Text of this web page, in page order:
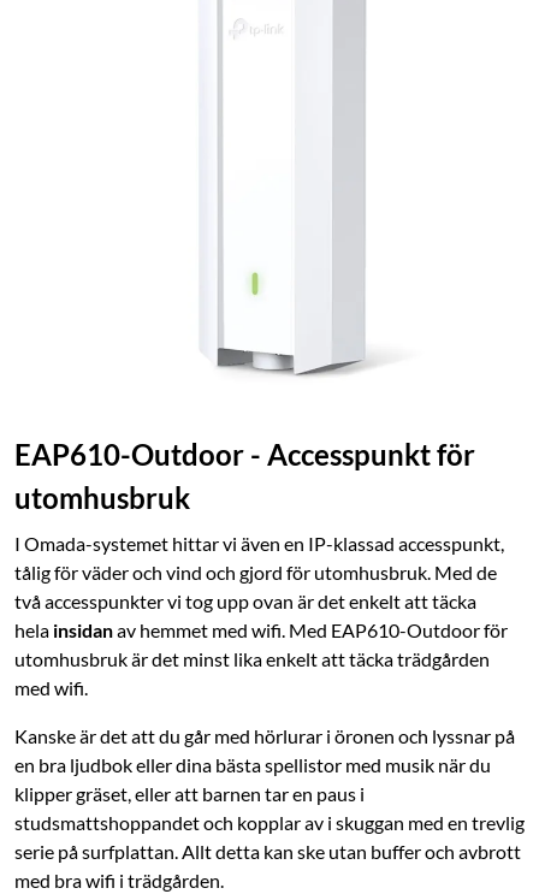
EAP610-Outdoor - Accesspunkt för
utomhusbruk
I Omada-systemet hittar vi även en IP-klassad accesspunkt,
tålig för väder och vind och gjord för utomhusbruk. Med de
två accesspunkter vi tog upp ovan är det enkelt att täcka
hela insidanav hemmet med wifi. Med EAP610-Outdoor för
utomhusbruk är det minst lika enkelt att täcka trädgården
med wifi.
Kanske är det att du går med hörlurar i öronen och lyssnar på
en bra ljudbok eller dina bästa spellistor med musik när du
klipper gräset, eller att barnen tar en paus i
studsmattshoppandet och kopplar av i skuggan med en trevlig
serie på surfplattan. Allt detta kan ske utan buffer och avbrott
med bra wifi i trädgården.